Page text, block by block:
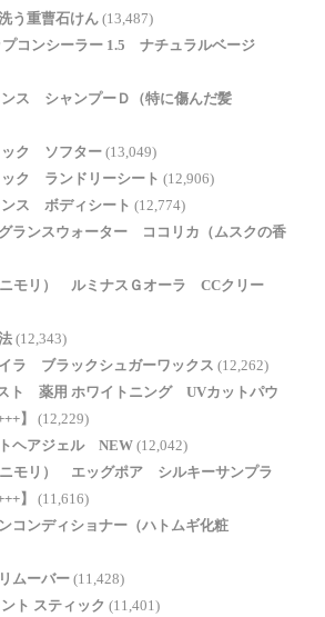
う重曹石けん (13,487)
コンシーラー 1.5 ナチュラルベージ
ンス シャンプーＤ（特に傷んだ髪
ック ソフター (13,049)
ック ランドリーシート (12,906)
ンス ボディシート (12,774)
ランスウォーター ココリカ（ムスクの香
モリ） ルミナスＧオーラ CCクリー
(12,343)
ラ ブラックシュガーワックス (12,262)
スト 薬用 ホワイトニング UVカットパウ
】
(12,229)
ヘアジェル NEW (12,042)
モリ） エッグポア シルキーサンプラ
】
(11,616)
コンディショナー（ハトムギ化粧
ムーバー (11,428)
ト スティック (11,401)